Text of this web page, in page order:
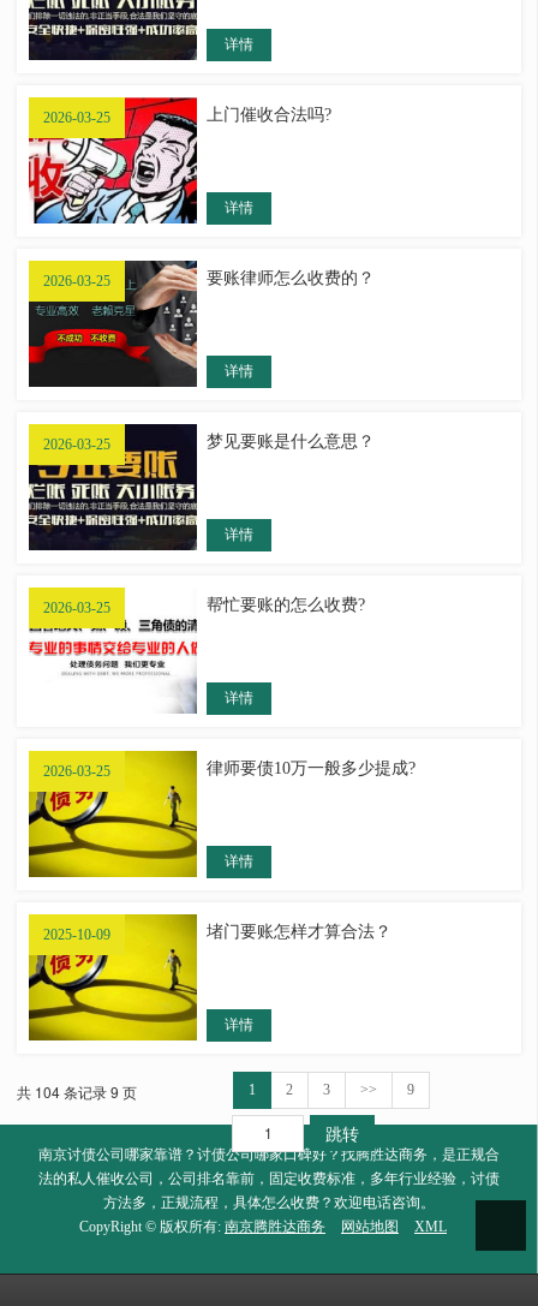
详情
2026-03-25 上门催收合法吗?
详情
2026-03-25 要账律师怎么收费的？
详情
2026-03-25 梦见要账是什么意思？
详情
2026-03-25 帮忙要账的怎么收费?
详情
2026-03-25 律师要债10万一般多少提成?
详情
2025-10-09 堵门要账怎样才算合法？
详情
共 104 条记录 9 页 1 2 3 >> 9
跳转
南京讨债公司哪家靠谱？讨债公司哪家口碑好？找腾胜达商务，是正规合
法的私人催收公司，公司排名靠前，固定收费标准，多年行业经验，讨债
方法多，正规流程，具体怎么收费？欢迎电话咨询。
CopyRight © 版权所有: 南京腾胜达商务 网站地图 XML